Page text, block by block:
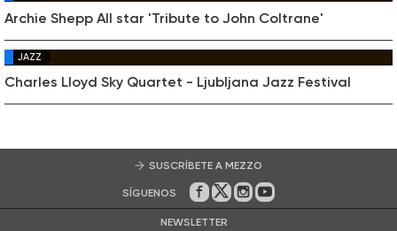
Archie Shepp All star 'Tribute to John Coltrane'
JAZZ
Charles Lloyd Sky Quartet - Ljubljana Jazz Festival
SUSCRÍBETE A MEZZO
SÍGUENOS En Facebook
En Twitter
En Instagram
En Youtube
NEWSLETTER